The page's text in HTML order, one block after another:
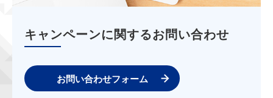
キャンペーンに関するお問い合わせ
お問い合わせフォーム